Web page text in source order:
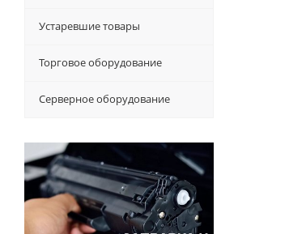
Устаревшие товары
Торговое оборудование
Серверное оборудование